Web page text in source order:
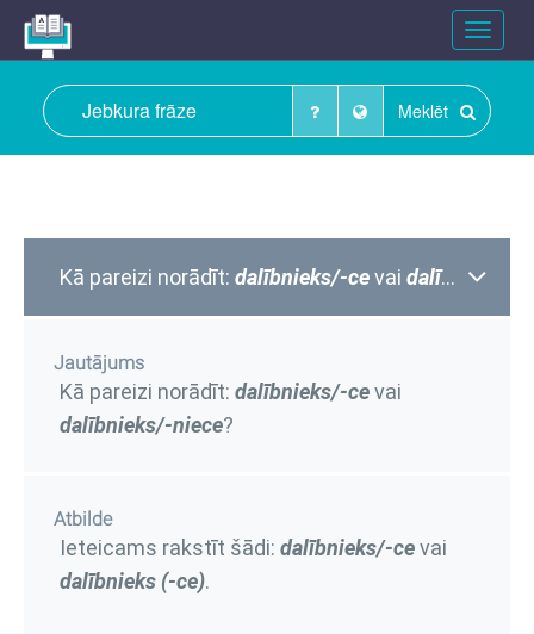
Toggle
Meklēt
Kā pareizi norādīt: dalībnieks/-cevai dalībnieks/-niece
Jautājums
Kā pareizi norādīt: dalībnieks/-cevai
dalībnieks/-niece?
Atbilde
Ieteicams rakstīt šādi: dalībnieks/-cevai
dalībnieks (-ce).